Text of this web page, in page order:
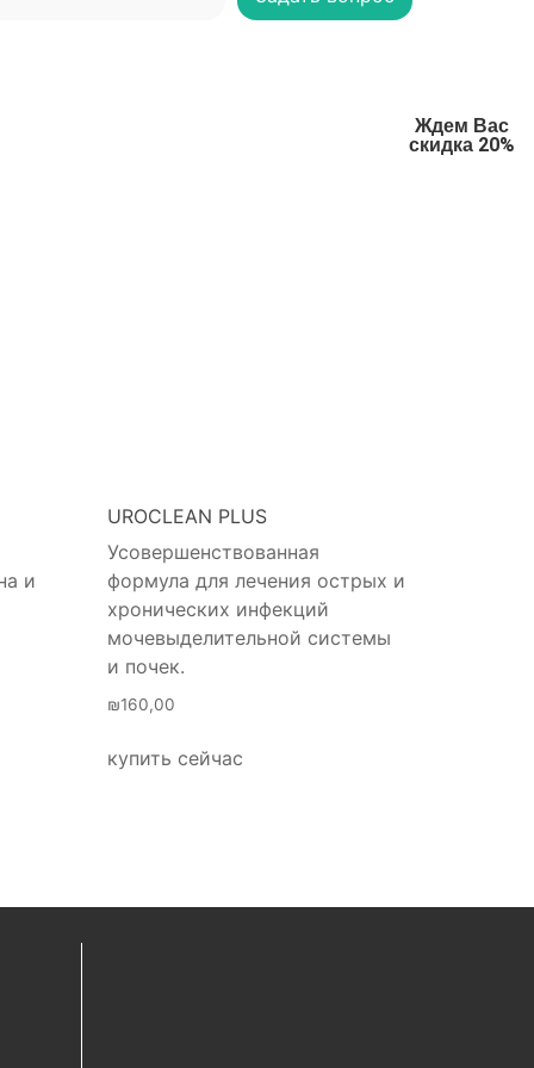
и
UROCLEAN PLUS
Усовершенствованная
формула для лечения острых и
хронических инфекций
мочевыделительной системы
и почек.
₪160,00
купить сейчас
Ждем Вас
скидка 20%